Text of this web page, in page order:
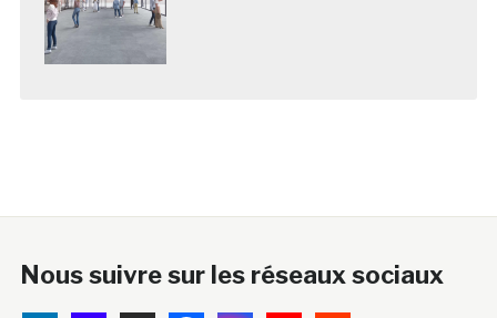
Nous suivre sur les réseaux sociaux